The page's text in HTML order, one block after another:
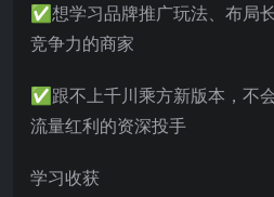
✅想学习品牌推广玩法、布局
竞争力的商家
✅跟不上千川乘方新版本，不
流量红利的资深投手
学习收获